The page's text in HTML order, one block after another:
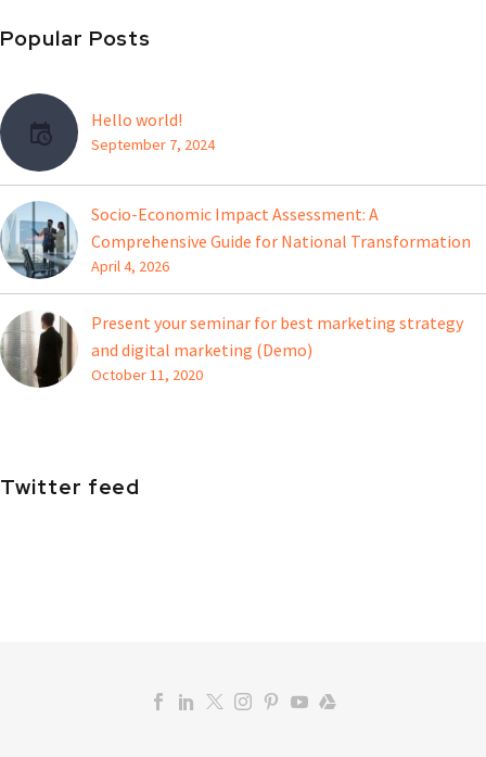
Popular Posts
Hello world!
September 7, 2024
Socio-Economic Impact Assessment: A
Comprehensive Guide for National Transformation
April 4, 2026
Present your seminar for best marketing strategy
and digital marketing (Demo)
October 11, 2020
Twitter feed